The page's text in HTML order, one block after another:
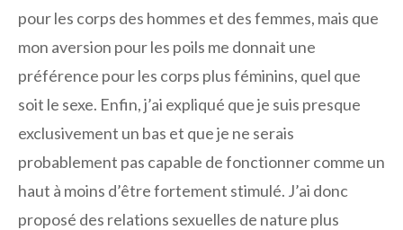
pour les corps des hommes et des femmes, mais que
mon aversion pour les poils me donnait une
préférence pour les corps plus féminins, quel que
soit le sexe. Enfin, j’ai expliqué que je suis presque
exclusivement un bas et que je ne serais
probablement pas capable de fonctionner comme un
haut à moins d’être fortement stimulé. J’ai donc
proposé des relations sexuelles de nature plus